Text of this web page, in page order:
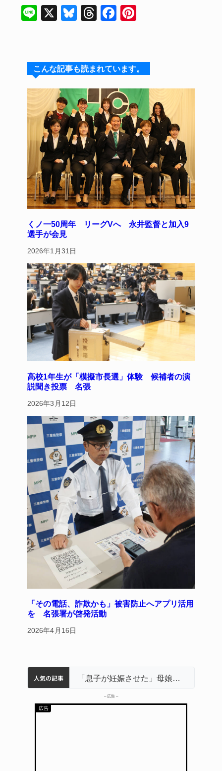
Li
X
Bl
s
k
y
T
a
d
s
F
e
b
o
o
k
e
st
こんな記事も読まれています。
くノ一50周年 リーグVへ 永井監督と加入9
選手が会見
2026年1月31日
高校1年生が「模擬市長選」体験 候補者の演
説聞き投票 名張
2026年3月12日
「その電話、詐欺かも」被害防止へアプリ活用
を 名張署が啓発活動
2026年4月16日
人気の記事
名張市水道料金47％値上げへ 答申案、審議会で大筋まとまる
器物損壊容疑で83歳女逮捕 伊賀署
中学校の陶壁モニュメント 地元建設会社がボランティアで清掃 伊賀
名張市立病院のDMAT、熊本地震の被災地へ 能登以来3回目の派遣 「息子が妊娠させた」母娘だまされ400万円詐欺被害 名張
– 広告 –